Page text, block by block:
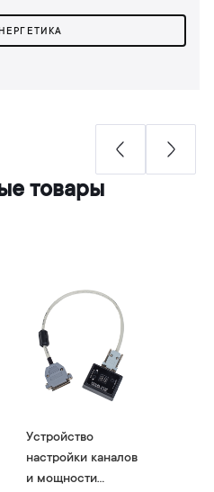
товары
Устройство
настройки каналов
и мощности